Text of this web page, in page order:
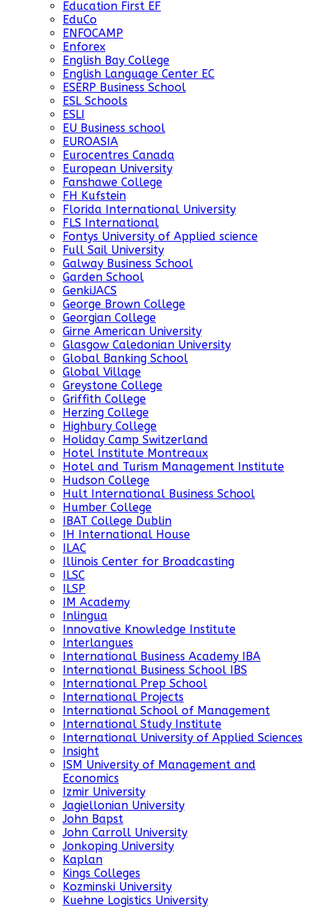
Education First EF
EduCo
ENFOCAMP
Enforex
English Bay College
English Language Center EC
ESERP Business School
ESL Schools
ESLI
EU Business school
EUROASIA
Eurocentres Canada
European University
Fanshawe College
FH Kufstein
Florida International University
FLS International
Fontys University of Applied science
Full Sail University
Galway Business School
Garden School
GenkiJACS
George Brown College
Georgian College
Girne American University
Glasgow Caledonian University
Global Banking School
Global Village
Greystone College
Griffith College
Herzing College
Highbury College
Holiday Camp Switzerland
Hotel Institute Montreaux
Hotel and Turism Management Institute
Hudson College
Hult International Business School
Humber College
IBAT College Dublin
IH International House
ILAC
Illinois Center for Broadcasting
ILSC
ILSP
IM Academy
Inlingua
Innovative Knowledge Institute
Interlangues
International Business Academy IBA
International Business School IBS
International Prep School
International Projects
International School of Management
International Study Institute
International University of Applied Sciences
Insight
ISM University of Management and
Economics
Izmir University
Jagiellonian University
John Bapst
John Carroll University
Jonkoping University
Kaplan
Kings Colleges
Kozminski University
Kuehne Logistics University